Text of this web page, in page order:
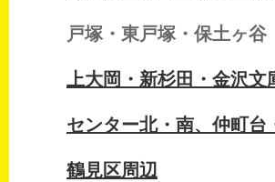
戸塚・東戸塚・保土ヶ谷
上大岡・新杉田・金沢文
センター北・南、仲町台
鶴見区周辺